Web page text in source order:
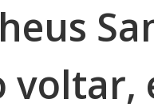
voltar,